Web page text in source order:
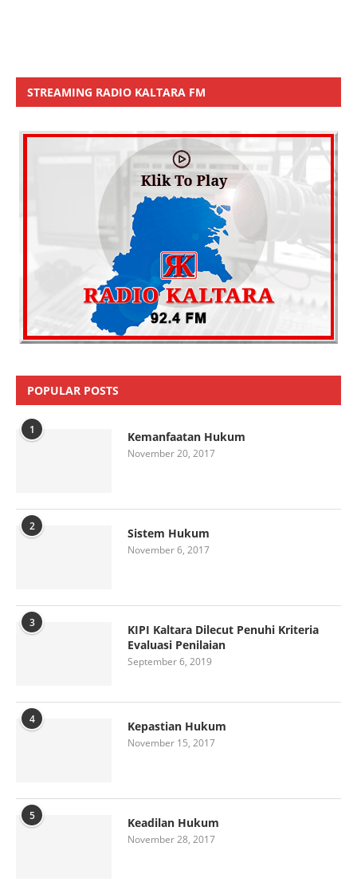
STREAMING RADIO KALTARA FM
POPULAR POSTS
1 Kemanfaatan Hukum
November 20, 2017
2 Sistem Hukum
November 6, 2017
3
KIPI Kaltara Dilecut Penuhi Kriteria
Evaluasi Penilaian
September 6, 2019
4 Kepastian Hukum
November 15, 2017
5 Keadilan Hukum
November 28, 2017